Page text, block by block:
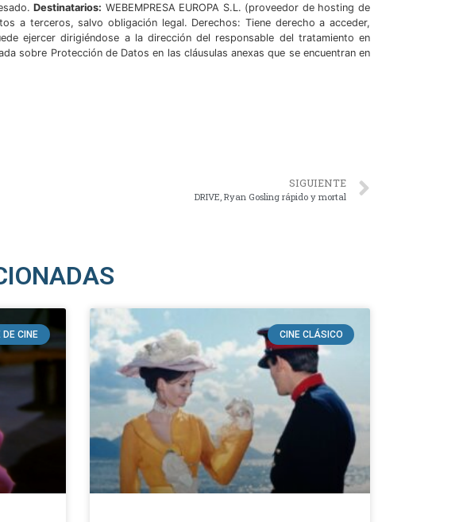
Destinatarios: WEBEMPRESA EUROPA S.L. (proveedor de hosting de
a terceros, salvo obligación legal. Derechos: Tiene derecho a acceder,
ejercer dirigiéndose a la dirección del responsable del tratamiento en
sobre Protección de Datos en las cláusulas anexas que se encuentran en
SIGUIENTE
DRIVE, Ryan Gosling rápido y mortal
DE CINE CINE CLÁSICO